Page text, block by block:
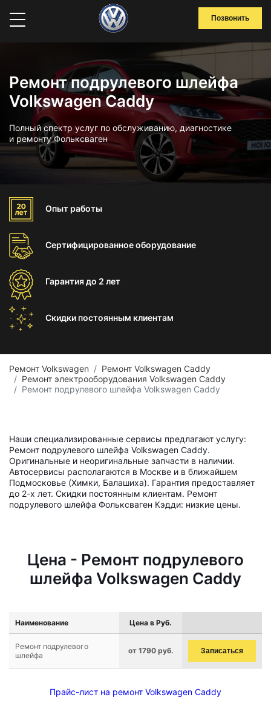
Позвонить
Ремонт подрулевого шлейфа
Volkswagen Caddy
Полный спектр услуг по обслуживанию, диагностике
и ремонту Фольксваген
Опыт работы
Сертифицированноеоборудование
Гарантиядо 2 лет
Скидки постоянным клиентам
Ремонт Volkswagen
Ремонт Volkswagen Caddy
Ремонт электрооборудования Volkswagen Caddy
Ремонт подрулевого шлейфа Volkswagen Caddy
Наши специализированные сервисы предлагают услугу:
Ремонт подрулевого шлейфа Volkswagen Caddy.
Оригинальные и неоригинальные запчасти в наличии.
Автосервисы располагаются в Москве и в ближайшем
Подмосковье (Химки, Балашиха). Гарантия предоставляет
до 2-х лет. Скидки постоянным клиентам. Ремонт
подрулевого шлейфа Фольксваген Кэдди: низкие цены.
Цена - Ремонт подрулевого
шлейфа Volkswagen Caddy
Наименование Цена в Руб.
Ремонт подрулевого
шлейфа
от 1790 руб. Записаться
Прайс-лист на ремонт Volkswagen Caddy